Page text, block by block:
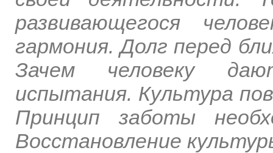
развивающегося
гармония. Долг перед
Зачем человеку
испытания. Культура
Принцип заботы
Восстановление